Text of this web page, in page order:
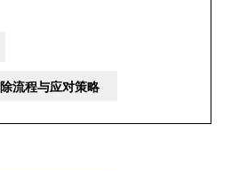
流程与应对策略